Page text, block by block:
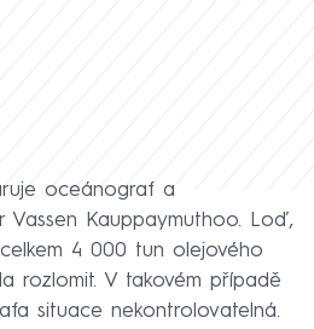
oceánograf a
Vassen Kauppaymuthoo. Loď,
4 000 tun olejového
rozlomit. V takovém případě
situace nekontrolovatelná.